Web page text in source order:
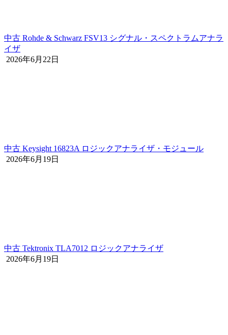
中古 Rohde & Schwarz FSV13 シグナル・スペクトラムアナラ
イザ
2026年6月22日
中古 Keysight 16823A ロジックアナライザ・モジュール
2026年6月19日
中古 Tektronix TLA7012 ロジックアナライザ
2026年6月19日